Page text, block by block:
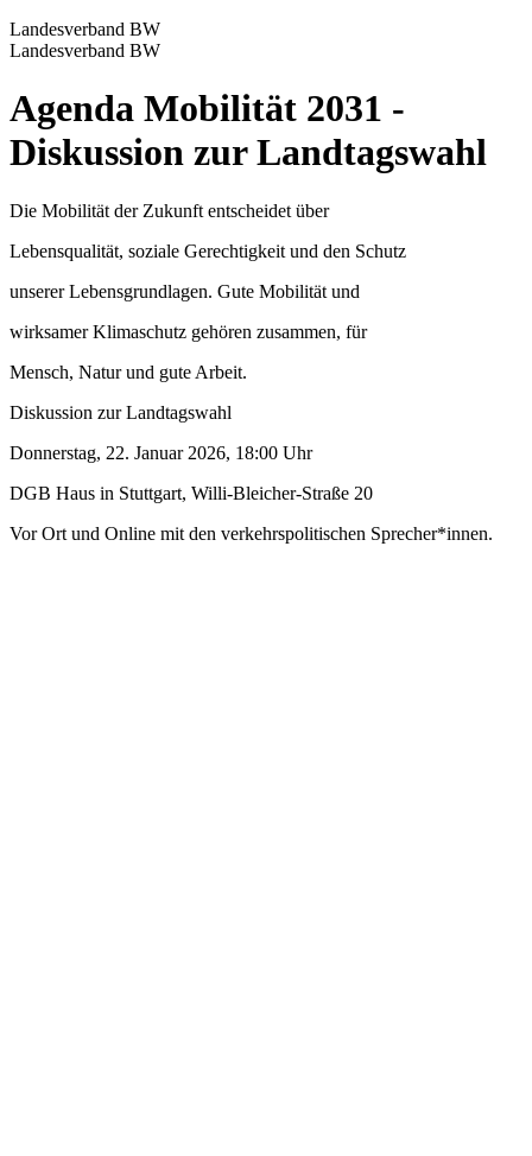
Landesverband BW
Landesverband BW
Agenda Mobilität 2031 -
Diskussion zur Landtagswahl
Die Mobilität der Zukunft entscheidet über
Lebensqualität, soziale Gerechtigkeit und den Schutz
unserer Lebensgrundlagen. Gute Mobilität und
wirksamer Klimaschutz gehören zusammen, für
Mensch, Natur und gute Arbeit.
Diskussion zur Landtagswahl
Donnerstag, 22. Januar 2026, 18:00 Uhr
DGB Haus in Stuttgart, Willi-Bleicher-Straße 20
Vor Ort und Online mit den verkehrspolitischen Sprecher*innen.